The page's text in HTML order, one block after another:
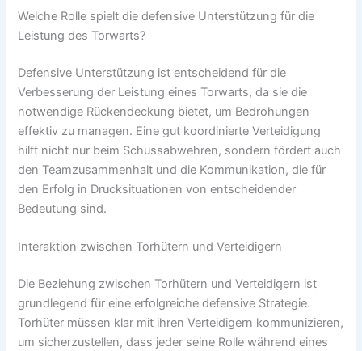
Welche Rolle spielt die defensive Unterstützung für die
Leistung des Torwarts?
Defensive Unterstützung ist entscheidend für die
Verbesserung der Leistung eines Torwarts, da sie die
notwendige Rückendeckung bietet, um Bedrohungen
effektiv zu managen. Eine gut koordinierte Verteidigung
hilft nicht nur beim Schussabwehren, sondern fördert auch
den Teamzusammenhalt und die Kommunikation, die für
den Erfolg in Drucksituationen von entscheidender
Bedeutung sind.
Interaktion zwischen Torhütern und Verteidigern
Die Beziehung zwischen Torhütern und Verteidigern ist
grundlegend für eine erfolgreiche defensive Strategie.
Torhüter müssen klar mit ihren Verteidigern kommunizieren,
um sicherzustellen, dass jeder seine Rolle während eines